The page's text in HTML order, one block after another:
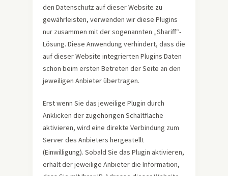
den Datenschutz auf dieser Website zu
gewährleisten, verwenden wir diese Plugins
nur zusammen mit der sogenannten „Shariff“-
Lösung. Diese Anwendung verhindert, dass die
auf dieser Website integrierten Plugins Daten
schon beim ersten Betreten der Seite an den
jeweiligen Anbieter übertragen.
Erst wenn Sie das jeweilige Plugin durch
Anklicken der zugehörigen Schaltfläche
aktivieren, wird eine direkte Verbindung zum
Server des Anbieters hergestellt
(Einwilligung). Sobald Sie das Plugin aktivieren,
erhält der jeweilige Anbieter die Information,